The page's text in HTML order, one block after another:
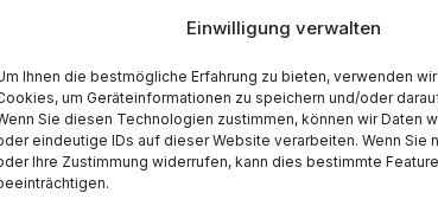
Einwilligung verwalten
Ihnen die bestmögliche Erfahrung zu bieten, verwenden
um Geräteinformationen zu speichern und/oder
Sie diesen Technologien zustimmen, können wir Daten
eindeutige IDs auf dieser Website verarbeiten. Wenn Sie
Ihre Zustimmung widerrufen, kann dies bestimmte